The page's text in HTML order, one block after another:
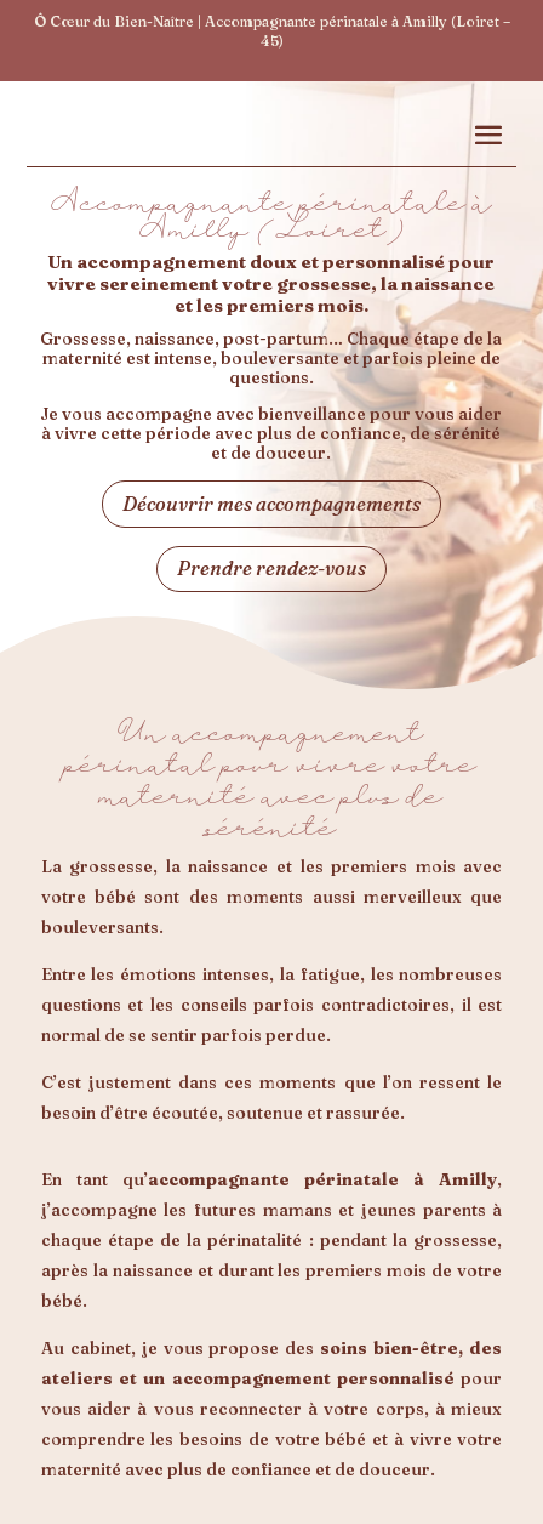
Ô Cœur du Bien-Naître | Accompagnante périnatale à Amilly (Loiret –
45)
Accompagnante périnatale à
Amilly (Loiret)
Un accompagnement doux et personnalisé pour
vivre sereinement votre grossesse, la naissance
et les premiers mois.
Grossesse, naissance, post-partum… Chaque étape de la
maternité est intense, bouleversante et parfois pleine de
questions.
Je vous accompagne avec bienveillance pour vous aider
à vivre cette période avec plus de confiance, de sérénité
et de douceur.
Découvrir mes accompagnements
Prendre rendez-vous
Un accompagnement
périnatal pour vivre votre
maternité avec plus de
sérénité
La grossesse, la naissance et les premiers mois avec
votre bébé sont des moments aussi merveilleux que
bouleversants.
Entre les émotions intenses, la fatigue, les nombreuses
questions et les conseils parfois contradictoires, il est
normal de se sentir parfois perdue.
C’est justement dans ces moments que l’on ressent le
besoin d’être écoutée, soutenue et rassurée.
En tant qu’accompagnante périnatale à Amilly,
j’accompagne les futures mamans et jeunes parents à
chaque étape de la périnatalité : pendant la grossesse,
après la naissance et durant les premiers mois de votre
bébé.
Au cabinet, je vous propose des soins bien-être, des
ateliers et un accompagnement personnalisé pour
vous aider à vous reconnecter à votre corps, à mieux
comprendre les besoins de votre bébé et à vivre votre
maternité avec plus de confiance et de douceur.